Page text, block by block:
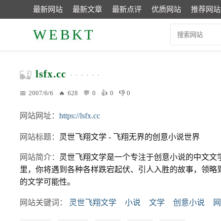
最新网站 最新文章 最新点评 优质网站 推荐网站
WEBKT
lsfx.cc
2007/6/6 628 0 0 0
网站网址 https://lsfx.cc
网站标题 灵世飞翔文学 - 飞翔无界的创意小说世界
网站简介
灵世飞翔文学是一个专注于创意小说的中文
里，你将遇到各种各样跌宕起伏、引人入胜的故事，领
的文学可能性。
网站关键词 灵世飞翔文学 小说 文学 创意小说